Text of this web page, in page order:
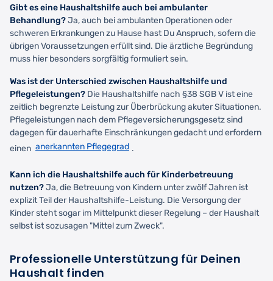
Gibt es eine Haushaltshilfe auch bei ambulanter
Behandlung?Ja, auch bei ambulanten Operationen oder
schweren Erkrankungen zu Hause hast Du Anspruch, sofern die
übrigen Voraussetzungen erfüllt sind. Die ärztliche Begründung
muss hier besonders sorgfältig formuliert sein.
Was ist der Unterschied zwischen Haushaltshilfe und
Pflegeleistungen? Die Haushaltshilfe nach §38 SGB V ist eine
zeitlich begrenzte Leistung zur Überbrückung akuter Situationen.
Pflegeleistungen nach dem Pflegeversicherungsgesetz sind
dagegen für dauerhafte Einschränkungen gedacht und erfordern
einen anerkannten Pflegegrad .
Kann ich die Haushaltshilfe auch für Kinderbetreuung
nutzen?Ja, die Betreuung von Kindern unter zwölf Jahren ist
explizit Teil der Haushaltshilfe-Leistung. Die Versorgung der
Kinder steht sogar im Mittelpunkt dieser Regelung – der Haushalt
selbst ist sozusagen "Mittel zum Zweck".
Professionelle Unterstützung für Deinen
Haushalt finden